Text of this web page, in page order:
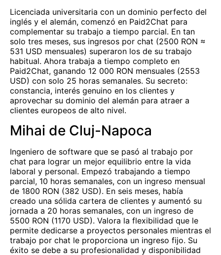
Licenciada universitaria con un dominio perfecto del
inglés y el alemán, comenzó en Paid2Chat para
complementar su trabajo a tiempo parcial. En tan
solo tres meses, sus ingresos por chat (2500 RON ≈
531 USD mensuales) superaron los de su trabajo
habitual. Ahora trabaja a tiempo completo en
Paid2Chat, ganando 12 000 RON mensuales (2553
USD) con solo 25 horas semanales. Su secreto:
constancia, interés genuino en los clientes y
aprovechar su dominio del alemán para atraer a
clientes europeos de alto nivel.
Mihai de Cluj-Napoca
Ingeniero de software que se pasó al trabajo por
chat para lograr un mejor equilibrio entre la vida
laboral y personal. Empezó trabajando a tiempo
parcial, 10 horas semanales, con un ingreso mensual
de 1800 RON (382 USD). En seis meses, había
creado una sólida cartera de clientes y aumentó su
jornada a 20 horas semanales, con un ingreso de
5500 RON (1170 USD). Valora la flexibilidad que le
permite dedicarse a proyectos personales mientras el
trabajo por chat le proporciona un ingreso fijo. Su
éxito se debe a su profesionalidad y disponibilidad